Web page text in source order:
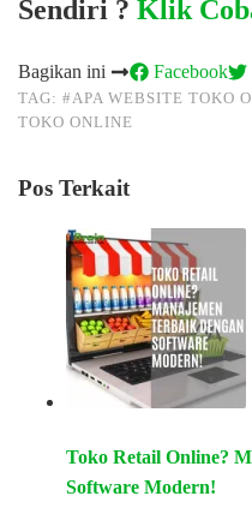
Sendiri ? Klik
Bagikan ini Facebook
TAG: #APA WEBSITE TOKO
TOKO ONLINE
Pos Terkait
Toko Retail Online?
Software Modern!